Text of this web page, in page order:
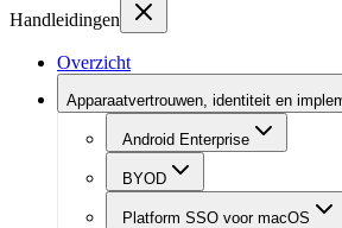
Handleidingen
Overzicht
Apparaatvertrouwen, identiteit en
Android Enterprise
BYOD
Platform SSO voor macOS